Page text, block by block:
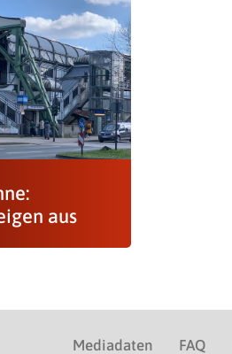
aus
Mediadaten FAQ